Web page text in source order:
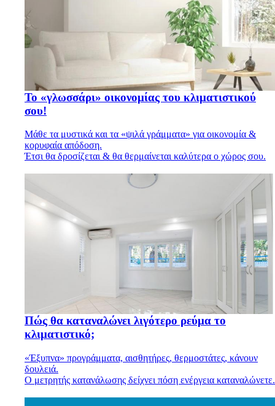
Το «γλωσσάρι» οικονομίας του κλιματιστικού
σου!
Μάθε τα μυστικά και τα «ψιλά γράμματα» για οικονομία &
κορυφαία απόδοση.
Έτσι θα δροσίζεται & θα θερμαίνεται καλύτερα ο χώρος σου.
Πώς θα καταναλώνει λιγότερο ρεύμα το
κλιματιστικό;
«Έξυπνα» προγράμματα, αισθητήρες, θερμοστάτες, κάνουν
δουλειά.
Ο μετρητής κατανάλωσης δείχνει πόση ενέργεια καταναλώνετε.